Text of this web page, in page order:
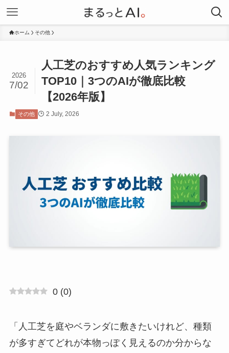
ホーム その他
人工芝のおすすめ人気ランキング
TOP10｜3つのAIが徹底比較
【2026年版】
2026
7/02
その他 2 July, 2026
0 (0)
「人工芝を庭やベランダに敷きたいけれど、種類
が多すぎてどれが本物っぽく見えるのか分からな